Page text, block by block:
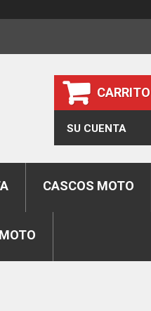
CARRITO
SU CUENTA
CASCOS MOTO